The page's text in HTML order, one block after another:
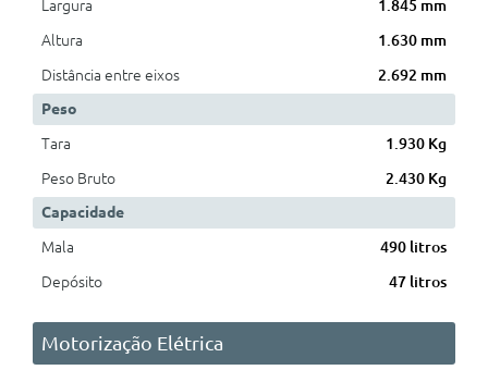
Largura
1.845 mm
Altura
1.630 mm
Distância entre eixos
2.692 mm
Peso
Tara
1.930 Kg
Peso Bruto
2.430 Kg
Capacidade
Mala
490 litros
Depósito
47 litros
Motorização Elétrica